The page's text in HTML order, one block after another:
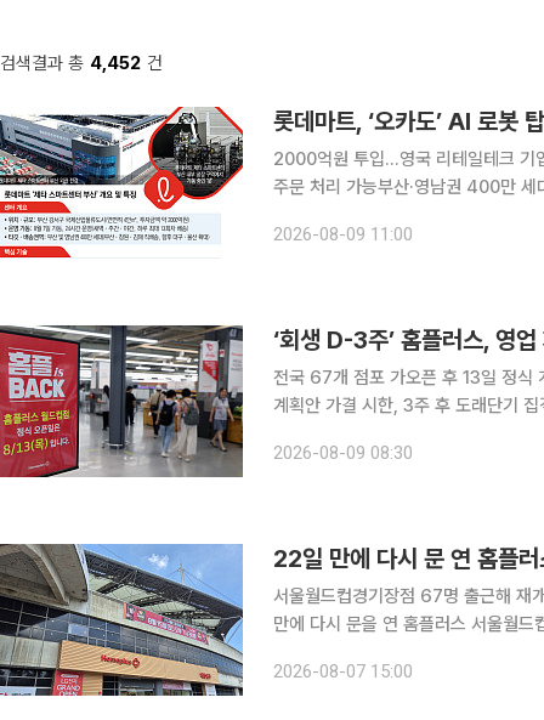
검색결과 총 4,452 건
2000억원 투입...영국 리테일테크
주문 처리 가능부산·영남권 400만
2026-08-09 11:00
‘회생 D-3주’ 홈플러스, 영
전국 67개 점포 가오픈 후 13일 정식
계획안 가결 시한, 3주 후 도래단기 집객 실패
2026-08-09 08:30
22일 만에 다시 문 연 홈플
서울월드컵경기장점 67명 출근해 재개
만에 다시 문을 연 홈플러스 서울월
곳곳엔 여전히 텅 빈 매대가 먼저 눈
2026-08-07 15:00